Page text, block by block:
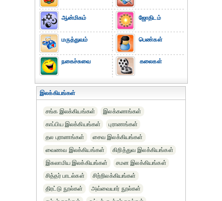
ஆன்மிகம்
மருத்துவம்
நகைச்சுவை
ஜோதிடம்
பெண்கள்
கலைகள்
இலக்கியங்கள்
சங்க இலக்கியங்கள்
இலக்கணங்கள்
காப்பிய இலக்கியங்கள்
புராணங்கள்
தல புராணங்கள்
சைவ இலக்கியங்கள்
வைணவ இலக்கியங்கள்
கிறித்துவ இலக்கியங்கள்
இசுலாமிய இலக்கியங்கள்
சமன இலக்கியங்கள்
சித்தர் பாடல்கள்
சிற்றிலக்கியங்கள்
திரட்டு நூல்கள்
அவ்வையார் நூல்கள்